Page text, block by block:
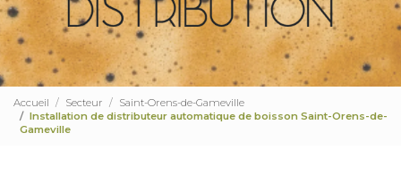
Accueil Secteur
Saint-Orens-de-Gameville
Installation de distributeur automatique de boisson Saint-Orens-de-
Gameville